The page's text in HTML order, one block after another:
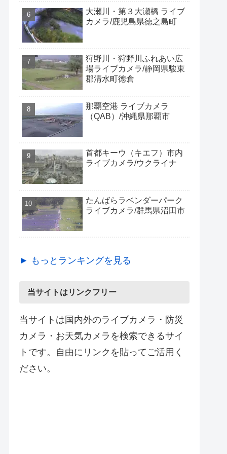
大瀬川・第３大瀬橋 ライブ
カメラ/鹿児島県徳之島町
狩野川・狩野川ふれあい広
場ライブカメラ/静岡県駿東
郡清水町徳倉
那覇空港 ライブカメラ
（QAB）/沖縄県那覇市
首都キーウ（キエフ）市内
ライブカメラ/ウクライナ
たんばらラベンダーパーク
ライブカメラ/群馬県沼田市
► もっとランキングを見る
当サイトはリンクフリー
当サイトは国内外のライブカメラ・防災
カメラ・お天気カメラを検索できるサイ
トです。自由にリンクを貼ってご活用く
ださい。